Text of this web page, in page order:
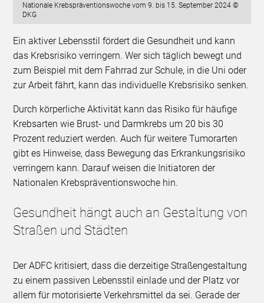
Nationale Krebspräventionswoche vom 9. bis 15. September 2024 ©
DKG
Ein aktiver Lebensstil fördert die Gesundheit und kann
das Krebsrisiko verringern. Wer sich täglich bewegt und
zum Beispiel mit dem Fahrrad zur Schule, in die Uni oder
zur Arbeit fährt, kann das individuelle Krebsrisiko senken.
Durch körperliche Aktivität kann das Risiko für häufige
Krebsarten wie Brust- und Darmkrebs um 20 bis 30
Prozent reduziert werden. Auch für weitere Tumorarten
gibt es Hinweise, dass Bewegung das Erkrankungsrisiko
verringern kann. Darauf weisen die Initiatoren der
Nationalen Krebspräventionswoche hin.
Gesundheit hängt auch an Gestaltung von
Straßen und Städten
Der ADFC kritisiert, dass die derzeitige Straßengestaltung
zu einem passiven Lebensstil einlade und der Platz vor
allem für motorisierte Verkehrsmittel da sei. Gerade der